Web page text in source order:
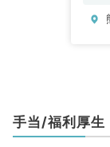
手当/福利厚生